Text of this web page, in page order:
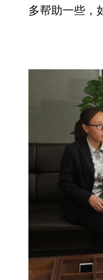
多帮助一些，